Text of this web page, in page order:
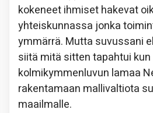
kokeneet ihmiset hakevat
yhteiskunnassa jonka
ymmärrä. Mutta suvussani
siitä mitä sitten tapahtui
kolmikymmenluvun lamaa
rakentamaan mallivaltiota
maailmalle.